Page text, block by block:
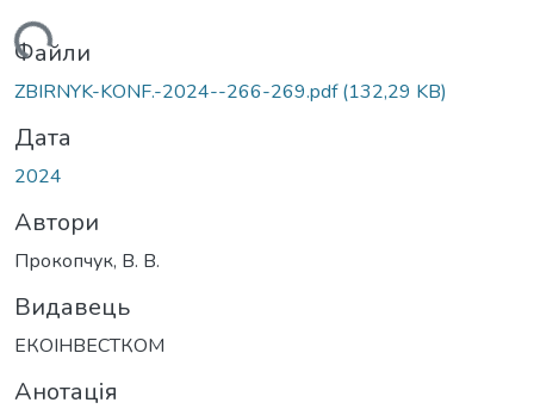
Файли
ZBIRNYK-KONF.-2024--266-269.pdf(132,29 KB)
Дата
2024
Автори
Прокопчук, В. В.
Видавець
ЕКОІНВЕСТКОМ
Анотація